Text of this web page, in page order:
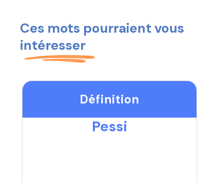
Ces mots pourraient vous
intéresser
Définition
Pessi